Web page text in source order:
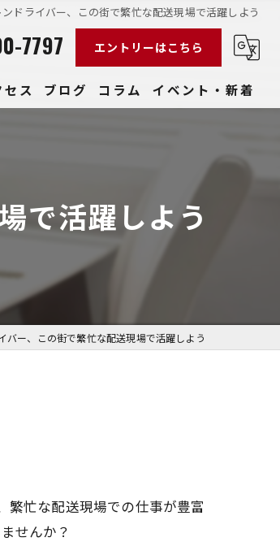
ドライバー、この街で繁忙な配送現場で活躍しよう
7797 エントリーはこちら
セス ブログ コラム イベント・新着
で活躍しよう
バー、この街で繁忙な配送現場で活躍しよう
繁忙な配送現場での仕事が豊富
せんか？